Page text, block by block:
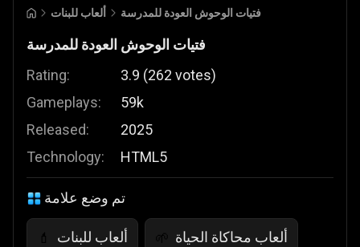
ألعاب للبنات فتيات الوحوش العودة للمدرسة
فتيات الوحوش العودة للمدرسة
Rating:
Gameplays:
Released:
Technology:
3.9 (262 votes)
59k
2025
HTML5
تم وضع علامة
💄 ألعاب للبنات 🌱 ألعاب محاكاة الحياة